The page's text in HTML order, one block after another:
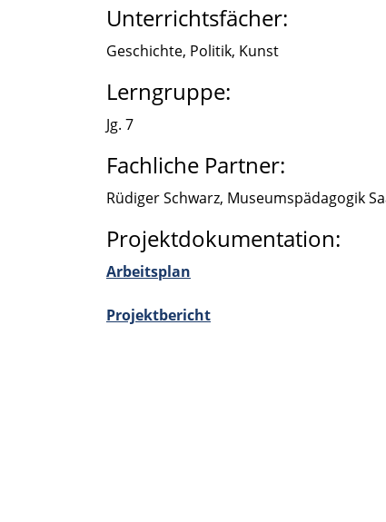
Unterrichtsfächer:
Geschichte, Politik, Kunst
Lerngruppe:
Jg. 7
Fachliche Partner:
Rüdiger Schwarz, Museums­päd­ago­gik
Projektdokumentation:
Arbeits­plan
Projekt­be­richt